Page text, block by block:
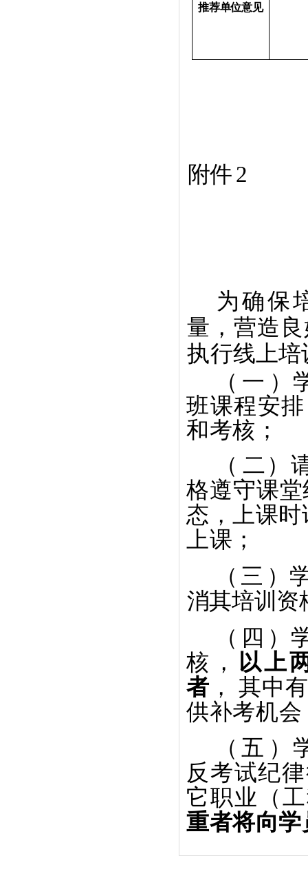
推荐单位意见
附件2
为确保
量，营造
执行线上
（ 一 ）
班课程安
和考核；
（ 二）
格遵守课堂
态，上课
上课；
（ 三 ）
消其培训资
（ 四 ）
核， 以上
者 ，
其中
供补考机会
（ 五 ）
反考试纪
它职业（
重者将向